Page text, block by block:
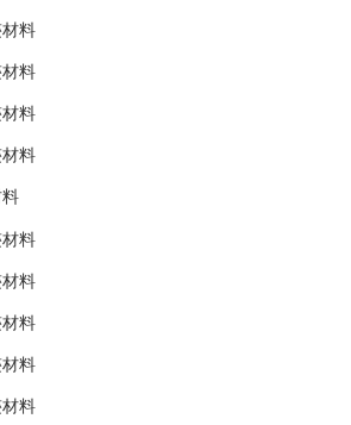
料
料
料
料
料
料
料
料
料